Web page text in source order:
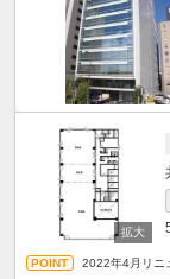
2022年4月リニ